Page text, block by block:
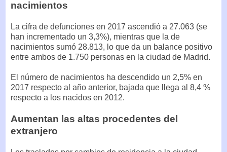
nacimientos
La cifra de defunciones en 2017 ascendió a 27.063 (se
han incrementado un 3,3%), mientras que la de
nacimientos sumó 28.813, lo que da un balance positivo
entre ambos de 1.750 personas en la ciudad de Madrid.
El número de nacimientos ha descendido un 2,5% en
2017 respecto al año anterior, bajada que llega al 8,4 %
respecto a los nacidos en 2012.
Aumentan las altas procedentes del
extranjero